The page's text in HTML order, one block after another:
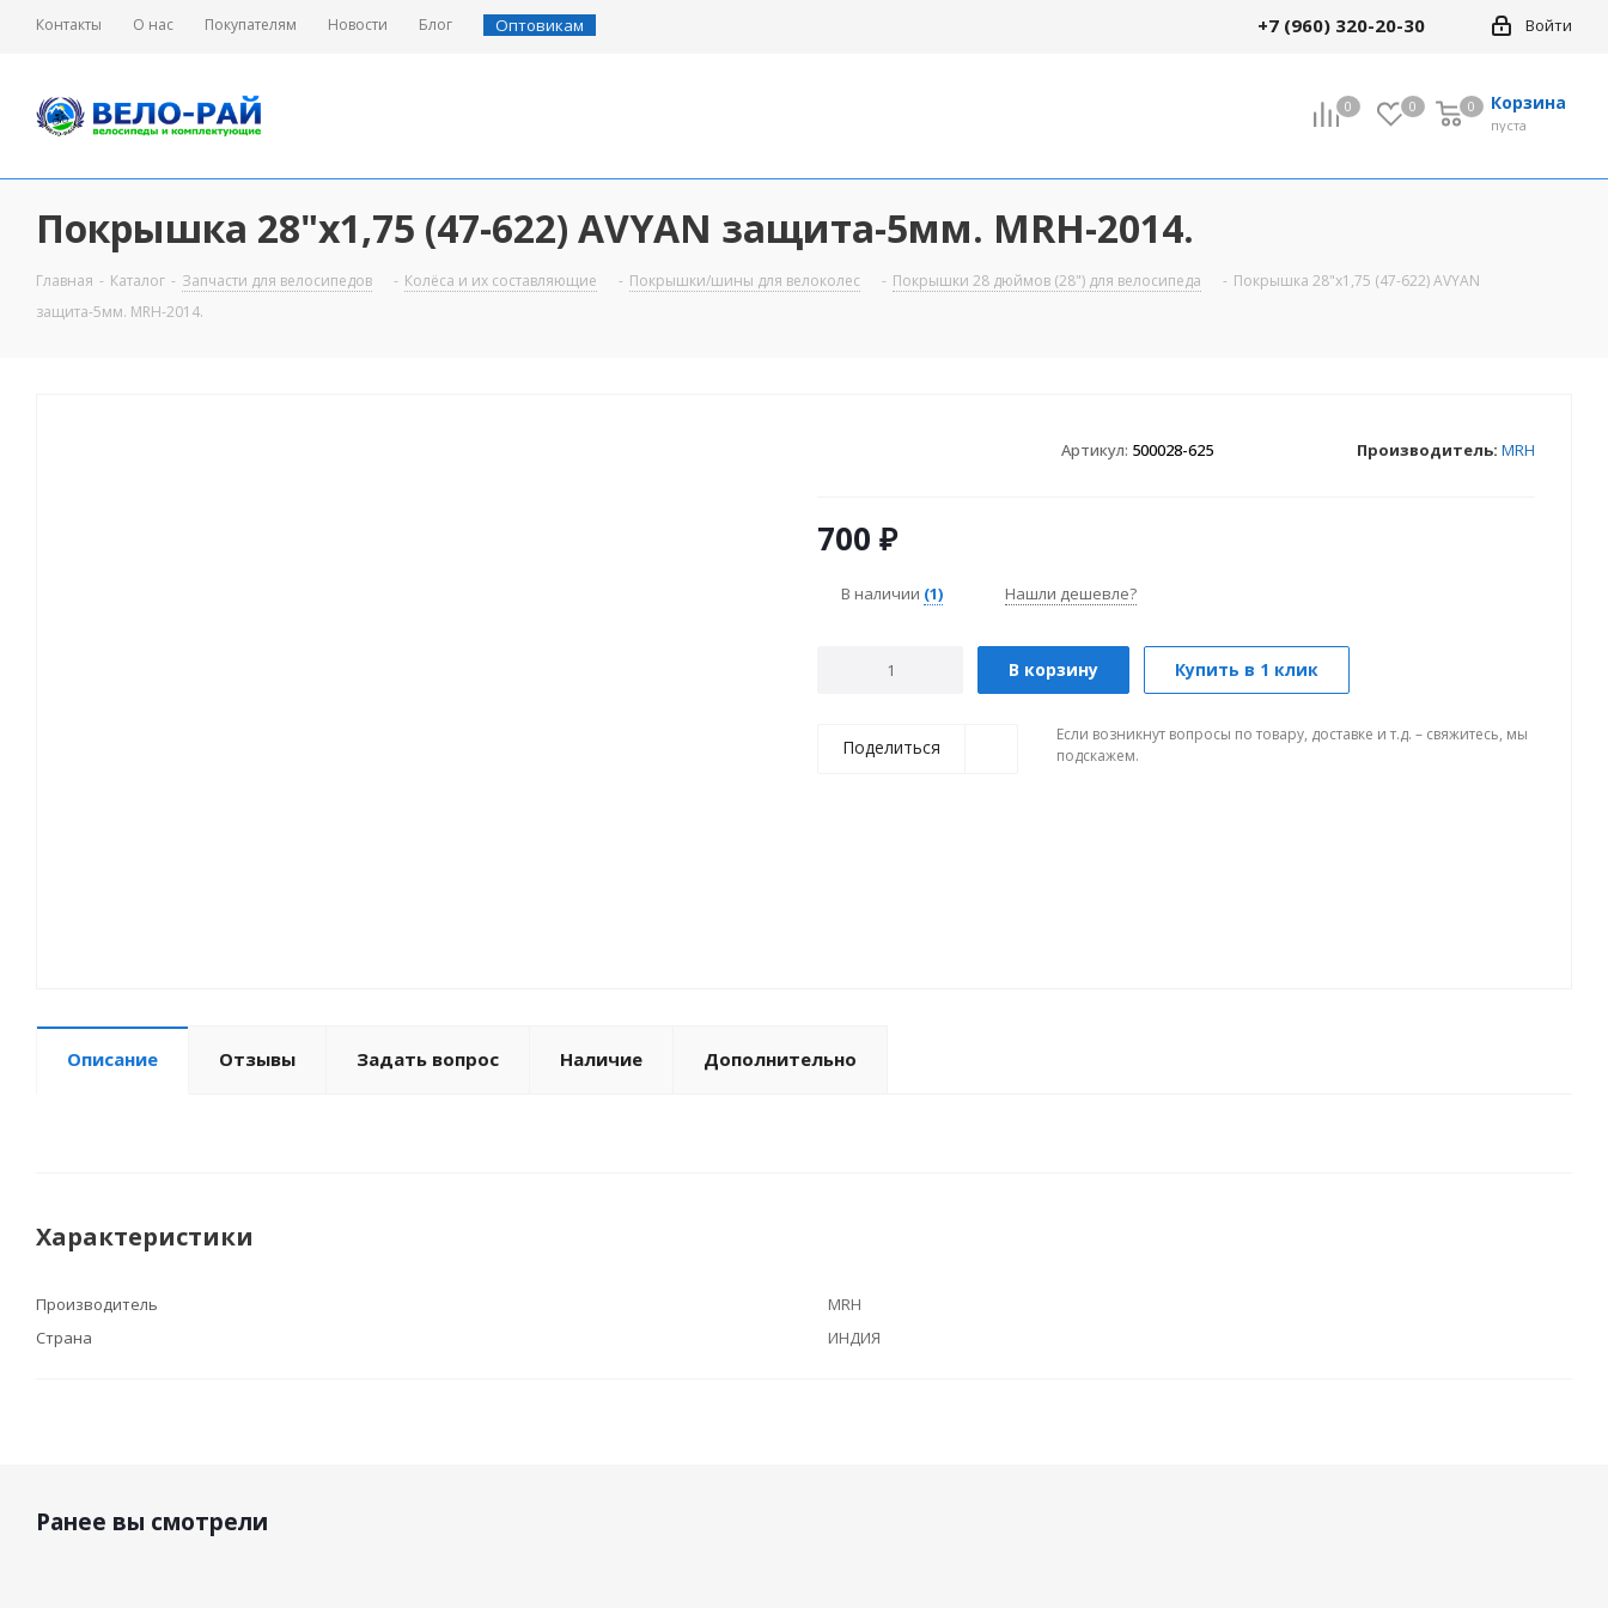
Контакты О нас Покупателям Новости Блог Оптовикам Войти
+7 (960) 320-20-30
0 0 Корзина
0
пуста
0
Покрышка 28"х1,75 (47-622) AVYAN защита-5мм. MRH-2014.
Главная - Каталог - Запчасти для велосипедов - Колёса и их составляющие - Покрышки/шины для велоколес - Покрышки 28 дюймов (28") для велосипеда - Покрышка 28"х1,75 (47-622) AVYAN
защита-5мм. MRH-2014.
Артикул: 500028-625 Производитель: MRH
700 ₽
В наличии (1) Нашли дешевле?
В корзину Купить в 1 клик
Поделиться
Если возникнут вопросы по товару, доставке и т.д. – свяжитесь, мы
подскажем.
Описание Отзывы Задать вопрос Наличие Дополнительно
Характеристики
Производитель
MRH
Страна
ИНДИЯ
Ранее вы смотрели